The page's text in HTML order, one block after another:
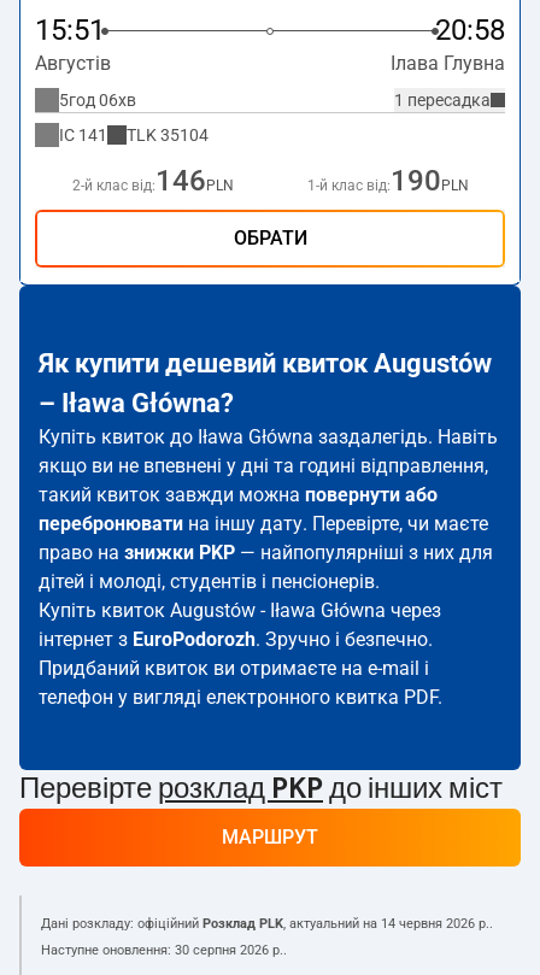
15:51 20:58
Августів Ілава Глувна
1 пересадка
5год 06хв
IC 141 TLK 35104
2-й клас від: 146 PLN 1-й клас від: 190 PLN
ОБРАТИ
Як купити дешевий квиток Augustów
– Iława Główna?
Купіть квиток до Iława Główna заздалегідь. Навіть
якщо ви не впевнені у дні та годині відправлення,
такий квиток завжди можна повернути або
перебронювати на іншу дату. Перевірте, чи маєте
право на знижки PKP — найпопулярніші з них для
дітей і молоді, студентів і пенсіонерів.
Купіть квиток Augustów - Iława Główna через
інтернет з EuroPodorozh. Зручно і безпечно.
Придбаний квиток ви отримаєте на e-mail і
телефон у вигляді електронного квитка PDF.
Перевірте розклад PKP до інших міст
МАРШРУТ
Дані розкладу: офіційний Розклад PLK, актуальний на 14 червня 2026 р..
Наступне оновлення: 30 серпня 2026 р..